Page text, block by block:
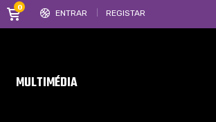
ENTRAR REGISTAR
0
MULTIMÉDIA